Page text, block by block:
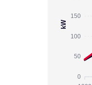
150
100
50
0
kW